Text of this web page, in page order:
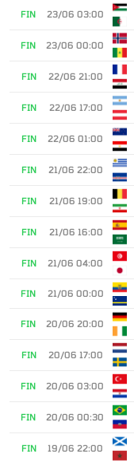
23/06 03:00
FIN
23/06 00:00
FIN
22/06 21:00
FIN
22/06 17:00
FIN
22/06 01:00
FIN
21/06 22:00
FIN
21/06 19:00
FIN
21/06 16:00
FIN
21/06 04:00
FIN
21/06 00:00
FIN
20/06 20:00
FIN
20/06 17:00
FIN
20/06 03:00
FIN
20/06 00:30
FIN
19/06 22:00
FIN